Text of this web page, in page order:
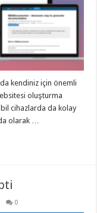
kendiniz için önemli
oluşturma
cihazlarda da kolay
olarak …
0